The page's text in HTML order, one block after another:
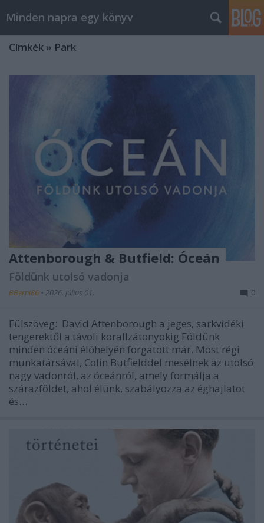
Minden napra egy könyv
Címkék » Park
Attenborough & Butfield: Óceán
Földünk utolsó vadonja
BBerni86 • 2026. július 01. 0
Fülszöveg: David Attenborough a jeges, sarkvidéki
tengerektől a távoli korallzátonyokig Földünk
minden óceáni élőhelyén forgatott már. Most régi
munkatársával, Colin Butfielddel mesélnek az utolsó
nagy vadonról, az óceánról, amely formálja a
szárazföldet, ahol élünk, szabályozza az éghajlatot
és…